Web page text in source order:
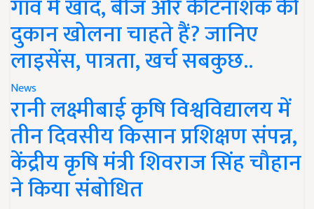
गांव में खाद, बीज और कीटनाशक की
दुकान खोलना चाहते हैं? जानिए
लाइसेंस, पात्रता, खर्च सबकुछ..
News
रानी लक्ष्मीबाई कृषि विश्वविद्यालय में
तीन दिवसीय किसान प्रशिक्षण संपन्न,
केंद्रीय कृषि मंत्री शिवराज सिंह चौहान
ने किया संबोधित